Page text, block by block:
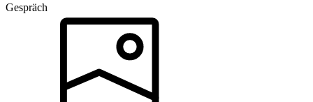
Gespräch